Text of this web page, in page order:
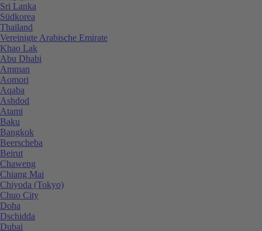
Sri Lanka
Südkorea
Thailand
Vereinigte Arabische Emirate
Khao Lak
Abu Dhabi
Amman
Aomori
Aqaba
Ashdod
Atami
Baku
Bangkok
Beerscheba
Beirut
Chaweng
Chiang Mai
Chiyoda (Tokyo)
Chuo City
Doha
Dschidda
Dubai